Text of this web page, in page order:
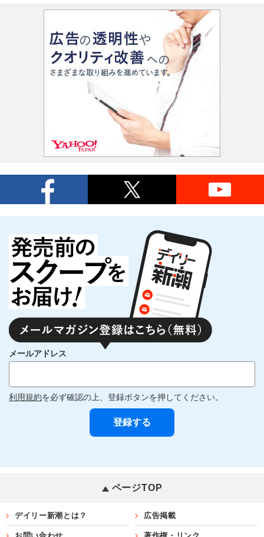
メールアドレス
利用規約を必ず確認の上、登録ボタンを押してください。
ページTOP
デイリー新潮とは？ 広告掲載